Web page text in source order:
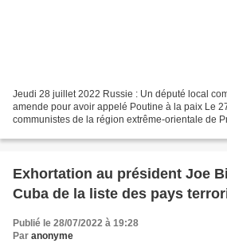
Jeudi 28 juillet 2022 Russie : Un député local
amende pour avoir appelé Poutine à la paix Le
communistes de la région extrême-orientale de
Exhortation au président Joe
Cuba de la liste des pays
Publié le 28/07/2022 à 19:28
Par anonyme